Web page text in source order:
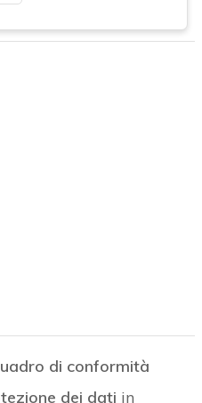
di conformità
dei dati in